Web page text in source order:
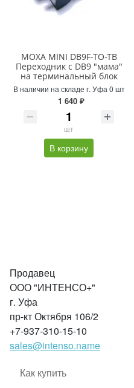
MOXA MINI DB9F-TO-TB
Переходник с DB9 "мама"
на терминальный блок
В наличии на складе г. Уфа 0 шт
1 640 ₽
шт
В корзину
Продавец
ООО "ИНТЕНСО+"
г. Уфа
пр-кт Октября 106/2
+7-937-310-15-10
sales@intenso.name
Как купить